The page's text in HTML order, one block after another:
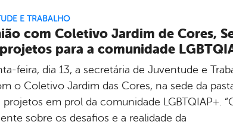
E TRABALHO
com Coletivo Jardim de Cores,
para a comunidade
feira, dia 13, a secretária de Juventude e
o Coletivo Jardim das Cores, na sede da
em prol da comunidade LGBTQIAP+.
sobre os desafios e a realidade da